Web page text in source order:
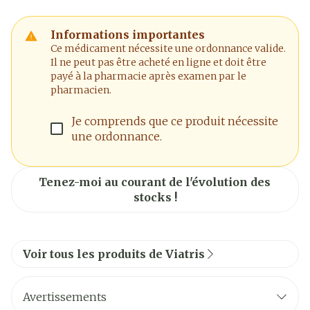
Informations importantes
Ce médicament nécessite une ordonnance valide.
Il ne peut pas être acheté en ligne et doit être
payé à la pharmacie après examen par le
pharmacien.
Je comprends que ce produit nécessite
une ordonnance.
Tenez-moi au courant de l'évolution des
stocks !
Voir tous les produits de Viatris
Avertissements